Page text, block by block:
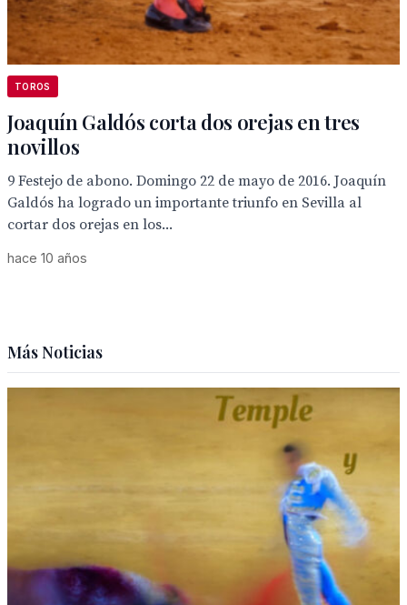
TOROS
Joaquín Galdós corta dos orejas en tres
novillos
9 Festejo de abono. Domingo 22 de mayo de 2016. Joaquín
Galdós ha logrado un importante triunfo en Sevilla al
cortar dos orejas en los...
hace 10 años
Más Noticias